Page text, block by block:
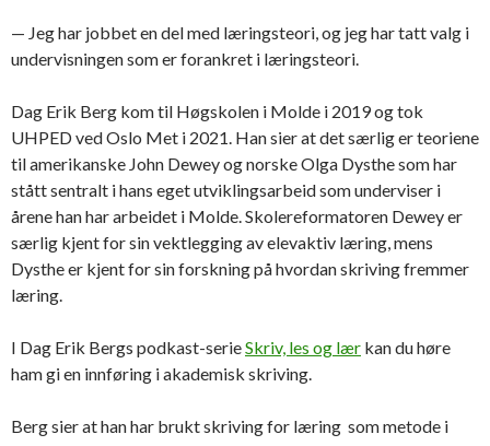
— Jeg har jobbet en del med læringsteori, og jeg har tatt valg i
undervisningen som er forankret i læringsteori.
Dag Erik Berg kom til Høgskolen i Molde i 2019 og tok
UHPED ved Oslo Met i 2021. Han sier at det særlig er teoriene
til amerikanske John Dewey og norske Olga Dysthe som har
stått sentralt i hans eget utviklingsarbeid som underviser i
årene han har arbeidet i Molde. Skolereformatoren Dewey er
særlig kjent for sin vektlegging av elevaktiv læring, mens
Dysthe er kjent for sin forskning på hvordan skriving fremmer
læring.
I Dag Erik Bergs podkast-serieSkriv, les og lær kan du høre
ham gi en innføring i akademisk skriving.
Berg sier at han har brukt skriving for læring som metode i